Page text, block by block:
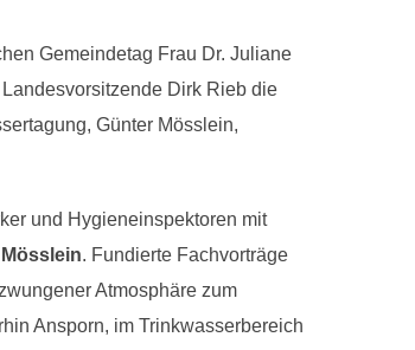
Gemeindetag Frau Dr. Juliane
Dirk Rieb die
Günter Mösslein,
und Hygieneinspektoren mit
. Fundierte Fachvorträge
Atmosphäre zum
Ansporn, im Trinkwasserbereich